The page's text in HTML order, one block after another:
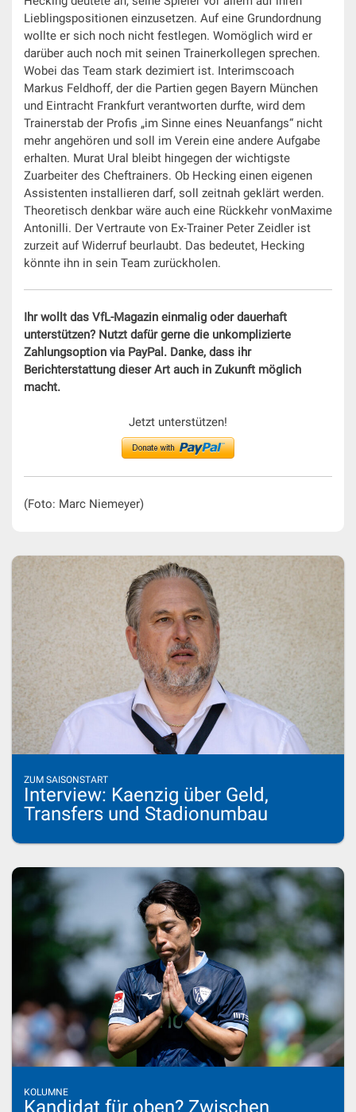
Lieblingspositionen einzusetzen. Auf eine Grundordnung
wollte er sich noch nicht festlegen. Womöglich wird er
darüber auch noch mit seinen Trainerkollegen sprechen.
Wobei das Team stark dezimiert ist. Interimscoach
Markus Feldhoff, der die Partien gegen Bayern München
und Eintracht Frankfurt verantworten durfte, wird dem
Trainerstab der Profis „im Sinne eines Neuanfangs“ nicht
mehr angehören und soll im Verein eine andere Aufgabe
erhalten. Murat Ural bleibt hingegen der wichtigste
Zuarbeiter des Cheftrainers. Ob Hecking einen eigenen
Assistenten installieren darf, soll zeitnah geklärt werden.
Theoretisch denkbar wäre auch eine Rückkehr vonMaxime
Antonilli. Der Vertraute von Ex-Trainer Peter Zeidler ist
zurzeit auf Widerruf beurlaubt. Das bedeutet, Hecking
könnte ihn in sein Team zurückholen.
Ihr wollt das VfL-Magazin einmalig oder dauerhaft
unterstützen? Nutzt dafür gerne die unkomplizierte
Zahlungsoption via PayPal. Danke, dass ihr
Berichterstattung dieser Art auch in Zukunft möglich
macht.
Jetzt unterstützen!
(Foto: Marc Niemeyer)
ZUM SAISONSTART
Interview: Kaenzig über Geld,
Transfers und Stadionumbau
KOLUMNE
Kandidat für oben? Zwischen